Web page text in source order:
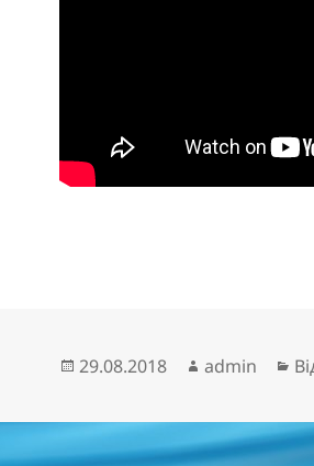
Опубліковано
29.08.2018 Автор
admin